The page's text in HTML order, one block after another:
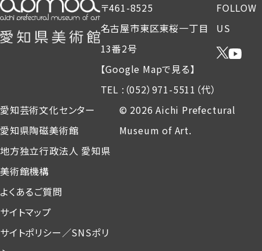
〒461-8525
名古屋市東区東桜一丁目
13番2号
【Google Mapで見る】
TEL :（052）971-5511（代）
FOLLOW
US
愛知芸術文化センター
愛知県陶磁美術館
地方独立行政法人 愛知県
美術館機構
よくあるご質問
サイトマップ
サイトポリシー／SNSポリ
© 2026 Aichi Prefectural
Museum of Art.